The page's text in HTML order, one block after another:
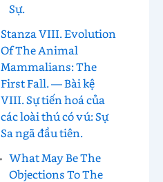
Sự.
Stanza VIII. Evolution
Of The Animal
Mammalians: The
First Fall. — Bài kệ
VIII. Sự tiến hoá của
các loài thú có vú: Sự
Sa ngã đầu tiên.
What May Be The
Objections To The